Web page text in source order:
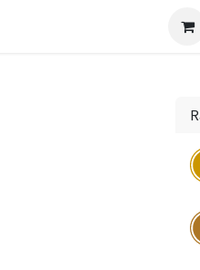
Événements